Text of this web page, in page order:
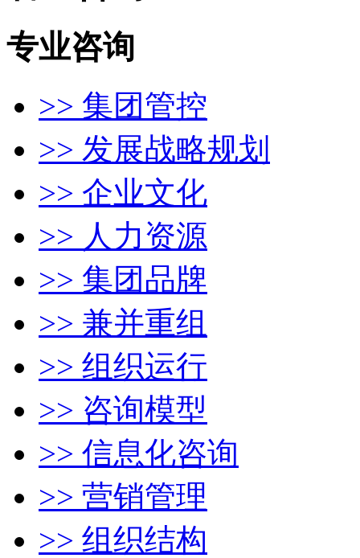
专业咨询
>> 集团管控
>> 发展战略规划
>> 企业文化
>> 人力资源
>> 集团品牌
>> 兼并重组
>> 组织运行
>> 咨询模型
>> 信息化咨询
>> 营销管理
>> 组织结构